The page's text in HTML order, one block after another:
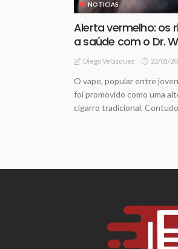
NOTICIAS
Alerta vermelho: os
a saúde com o Dr.
Diego Velázquez 22/01/
O vape, popular entre
foi promovido como uma
cigarro tradicional.